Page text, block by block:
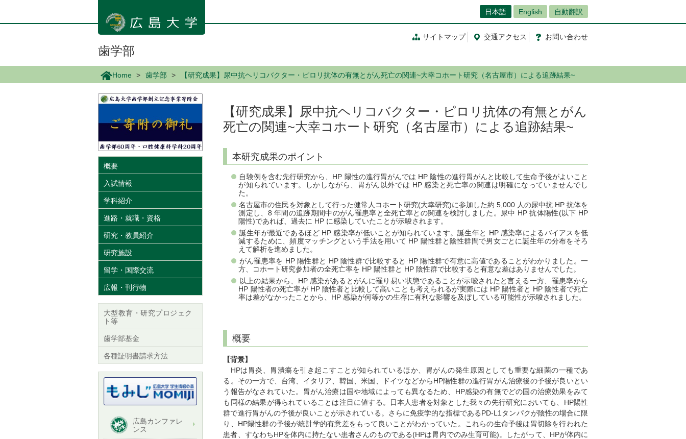
ン
日本語 English 自動翻訳
サイトマップ 交通アクセス お問い合わせ
歯学部
Home 歯学部 【研究成果】尿中抗ヘリコバクター・ピロリ抗体の有無とがん死亡の関連~大幸コホート研究（名古屋市）による追跡結果~
【研究成果】尿中抗ヘリコバクター・ピロリ抗体の有無とがん
死亡の関連~大幸コホート研究（名古屋市）による追跡結果~
本研究成果のポイント
自験例を含む先行研究から、HP 陽性の進行胃がんでは HP 陰性の進行胃がんと比較して生命予後がよいこと
が知られています。しかしながら、胃がん以外では HP 感染と死亡率の関連は明確になっていませんでし
た。
名古屋市の住民を対象として行った健常人コホート研究(大幸研究)に参加した約 5,000 人の尿中抗 HP 抗体を
測定し、8 年間の追跡期間中のがん罹患率と全死亡率との関連を検討しました。尿中 HP 抗体陽性(以下 HP
陽性)であれば、過去に HP に感染していたことが示唆されます。
誕生年が最近であるほど HP 感染率が低いことが知られています。誕生年と HP 感染率によるバイアスを低
減するために、頻度マッチングという手法を用いて HP 陽性群と陰性群間で男女ごとに誕生年の分布をそろ
えて解析を進めました。
がん罹患率を HP 陽性群と HP 陰性群で比較すると HP 陽性群で有意に高値であることがわかりました。一
方、コホート研究参加者の全死亡率を HP 陽性群と HP 陰性群で比較すると有意な差はありませんでした。
以上の結果から、HP 感染があるとがんに罹り易い状態であることが示唆されたと言える一方、罹患率から
HP 陽性者の死亡率が HP 陰性者と比較して高いことも考えられるが実際には HP 陽性者と HP 陰性者で死亡
率は差がなかったことから、HP 感染が何等かの生存に有利な影響を及ぼしている可能性が示唆されました。
概要
【背景】
HPは胃炎、胃潰瘍を引き起こすことが知られているほか、胃がんの発生原因としても重要な細菌の一種であ
る。その一方で、台湾、イタリア、韓国、米国、ドイツなどからHP陽性群の進行胃がん治療後の予後が良いとい
う報告がなされていた。胃がん治療は国や地域によっても異なるため、HP感染の有無でどの国の治療効果をみて
も同様の結果が得られていることは注目に値する。日本人患者を対象とした我々の先行研究においても、HP陽性
群で進行胃がんの予後が良いことが示されている。さらに免疫学的な指標であるPD-L1タンパクが陰性の場合に限
り、HP陽性群の予後が統計学的有意差をもって良いことがわかっていた。これらの生命予後は胃切除を行われた
患者、すなわちHPを体内に持たない患者さんのものである(HPは胃内でのみ生育可能)。したがって、HPが体内に
概要
入試情報
学科紹介
進路・就職・資格
研究・教員紹介
研究施設
留学・国際交流
広報・刊行物
大型教育・研究プロジェク
ト等
歯学部基金
各種証明書請求方法
広島カンファレ
ンス